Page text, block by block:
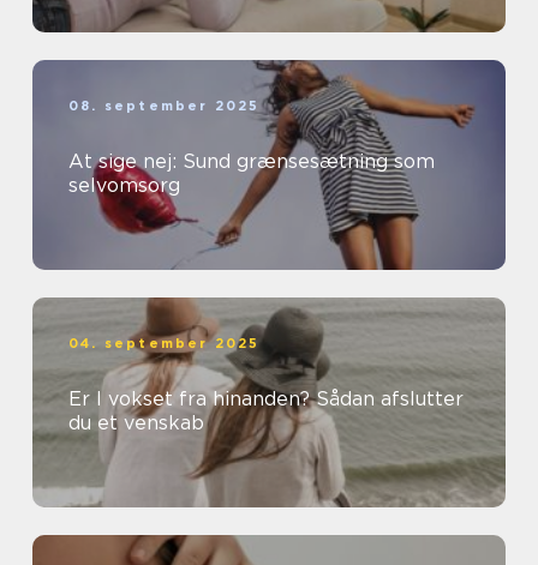
08. september 2025
At sige nej: Sund grænsesætning som
selvomsorg
04. september 2025
Er I vokset fra hinanden? Sådan afslutter
du et venskab